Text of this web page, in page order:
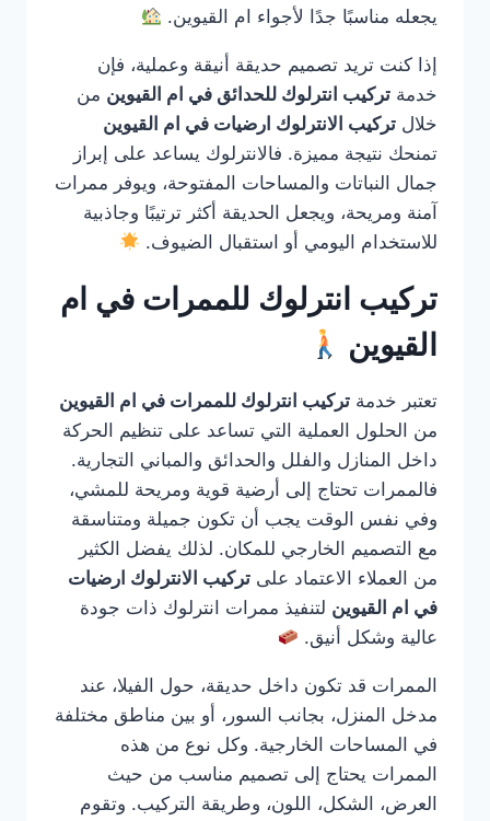
يجعله مناسبًا جدًا لأجواء ام القيوين.
إذا كنت تريد تصميم حديقة أنيقة وعملية، فإن
خدمة تركيب انترلوك للحدائق في ام القيوين من
خلال تركيب الانترلوك ارضيات في ام القيوين
تمنحك نتيجة مميزة. فالانترلوك يساعد على إبراز
جمال النباتات والمساحات المفتوحة، ويوفر ممرات
آمنة ومريحة، ويجعل الحديقة أكثر ترتيبًا وجاذبية
للاستخدام اليومي أو استقبال الضيوف.
تركيب انترلوك للممرات في ام
القيوين
تعتبر خدمة تركيب انترلوك للممرات في ام القيوين
من الحلول العملية التي تساعد على تنظيم الحركة
داخل المنازل والفلل والحدائق والمباني التجارية.
فالممرات تحتاج إلى أرضية قوية ومريحة للمشي،
وفي نفس الوقت يجب أن تكون جميلة ومتناسقة
مع التصميم الخارجي للمكان. لذلك يفضل الكثير
من العملاء الاعتماد على تركيب الانترلوك ارضيات
في ام القيوين لتنفيذ ممرات انترلوك ذات جودة
عالية وشكل أنيق.
الممرات قد تكون داخل حديقة، حول الفيلا، عند
مدخل المنزل، بجانب السور، أو بين مناطق مختلفة
في المساحات الخارجية. وكل نوع من هذه
الممرات يحتاج إلى تصميم مناسب من حيث
العرض، الشكل، اللون، وطريقة التركيب. وتقوم